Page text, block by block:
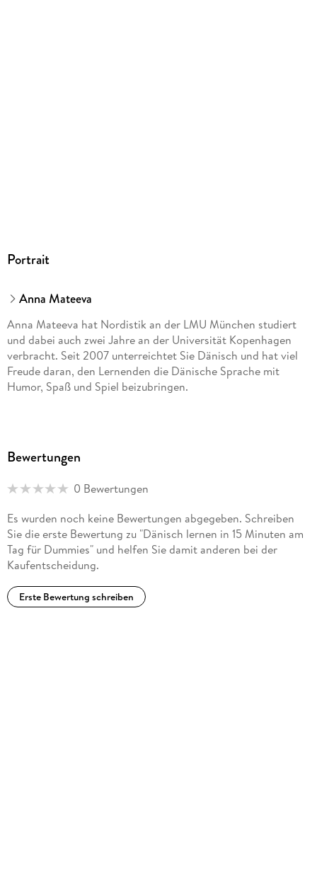
Portrait
Anna Mateeva
Anna Mateeva hat Nordistik an der LMU München studiert
und dabei auch zwei Jahre an der Universität Kopenhagen
verbracht. Seit 2007 unterreichtet Sie Dänisch und hat viel
Freude daran, den Lernenden die Dänische Sprache mit
Humor, Spaß und Spiel beizubringen.
Bewertungen
0 Bewertungen
Es wurden noch keine Bewertungen abgegeben. Schreiben
Sie die erste Bewertung zu "Dänisch lernen in 15 Minuten am
Tag für Dummies" und helfen Sie damit anderen bei der
Kaufentscheidung.
Erste Bewertung schreiben